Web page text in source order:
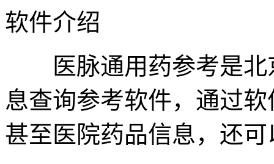
软件介绍
医脉通用药参考是北
息查询参考软件，通过
甚至医院药品信息，还